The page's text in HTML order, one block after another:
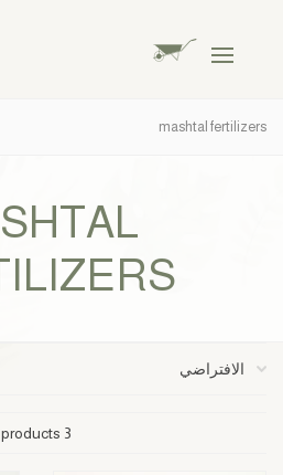
mashtal fertilizers
3 products